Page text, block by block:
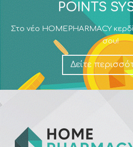
POINTS
Στο νέο HOMEPHARMACY
σου!
Δείτε